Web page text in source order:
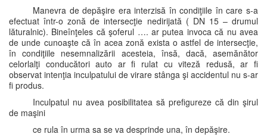
Manevra de depăşire era interzisă în condiţiile în care s-a
efectuat într-o zonă de intersecţie nedirijată ( DN 15 – drumul
lăturalnic). Bineînţeles că şoferul …. ar putea invoca că nu avea
de unde cunoaşte că în acea zonă exista o astfel de intersecţie,
în condiţiile nesemnalizării acesteia, însă, dacă, asemănător
celorlalţi conducători auto ar fi rulat cu viteză redusă, ar fi
observat intenţia inculpatului de virare stânga şi accidentul nu s-ar
fi produs.
Inculpatul nu avea posibilitatea să prefigureze că din şirul
de maşini
ce rula în urma sa se va desprinde una, în depăşire.